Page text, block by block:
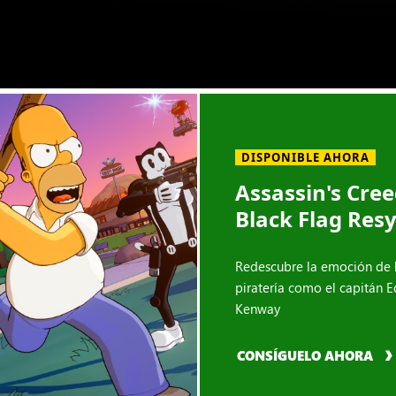
DISPONIBLE AHORA
Assassin's
Black Flag
Redescubre la emoción de
piratería como el capitán
Kenway
CONSÍGUELO AHORA